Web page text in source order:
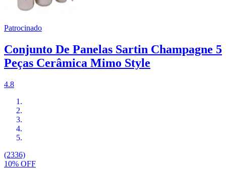
Patrocinado
Conjunto De Panelas Sartin Champagne 5
Peças Cerâmica Mimo Style
4.8
(2336)
10% OFF